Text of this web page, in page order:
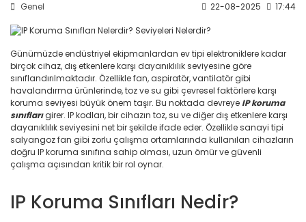
Genel 22-08-2025 17:44
Günümüzde endüstriyel ekipmanlardan ev tipi elektroniklere kadar
birçok cihaz, dış etkenlere karşı dayanıklılık seviyesine göre
sınıflandırılmaktadır. Özellikle fan, aspiratör, vantilatör gibi
havalandırma ürünlerinde, toz ve su gibi çevresel faktörlere karşı
koruma seviyesi büyük önem taşır. Bu noktada devreyeIP koruma
sınıflarıgirer. IP kodları, bir cihazın toz, su ve diğer dış etkenlere karşı
dayanıklılık seviyesini net bir şekilde ifade eder. Özellikle sanayi tipi
salyangoz fan gibi zorlu çalışma ortamlarında kullanılan cihazların
doğru IP koruma sınıfına sahip olması, uzun ömür ve güvenli
çalışma açısından kritik bir rol oynar.
IP Koruma Sınıfları Nedir?